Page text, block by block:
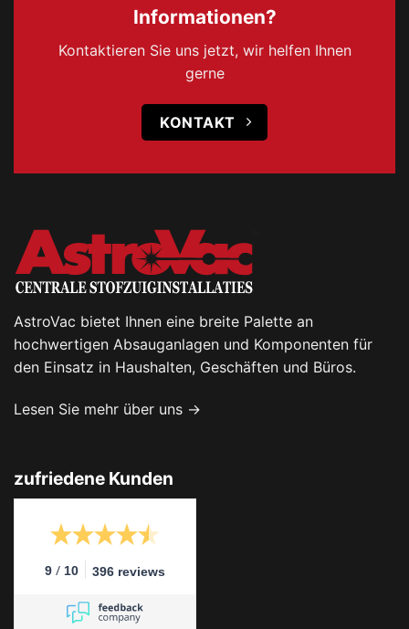
Informationen?
Kontaktieren Sie uns jetzt, wir helfen Ihnen
gerne
KONTAKT
AstroVac bietet Ihnen eine breite Palette an
hochwertigen Absauganlagen und Komponenten für
den Einsatz in Haushalten, Geschäften und Büros.
Lesen Sie mehr über uns →
zufriedene Kunden
9 / 10 396 reviews